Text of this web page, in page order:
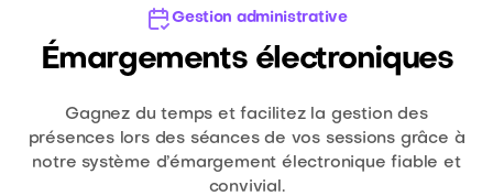
Gestion administrative
Émargements électroniques
Gagnez du temps et facilitez la gestion des
présences lors des séances de vos sessions grâce à
notre système d’émargement électronique fiable et
convivial.